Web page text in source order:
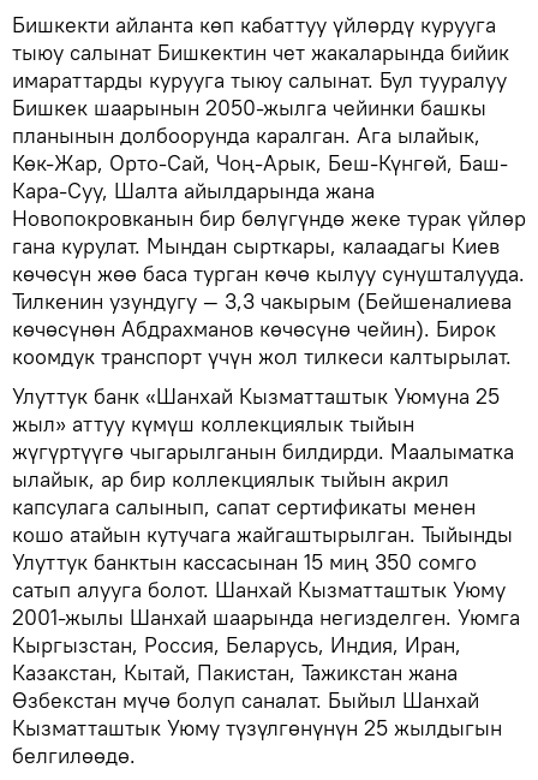
Бишкекти айланта көп кабаттуу үйлөрдү курууга
тыюу салынат Бишкектин чет жакаларында бийик
имараттарды курууга тыюу салынат. Бул тууралуу
Бишкек шаарынын 2050-жылга чейинки башкы
планынын долбоорунда каралган. Ага ылайык,
Көк-Жар, Орто-Сай, Чоң-Арык, Беш-Күнгөй, Баш-
Кара-Суу, Шалта айылдарында жана
Новопокровканын бир бөлүгүндө жеке турак үйлөр
гана курулат. Мындан сырткары, калаадагы Киев
көчөсүн жөө баса турган көчө кылуу сунушталууда.
Тилкенин узундугу — 3,3 чакырым (Бейшеналиева
көчөсүнөн Абдрахманов көчөсүнө чейин). Бирок
коомдук транспорт үчүн жол тилкеси калтырылат.
Улуттук банк «Шанхай Кызматташтык Уюмуна 25
жыл» аттуу күмүш коллекциялык тыйын
жүгүртүүгө чыгарылганын билдирди. Маалыматка
ылайык, ар бир коллекциялык тыйын акрил
капсулага салынып, сапат сертификаты менен
кошо атайын кутучага жайгаштырылган. Тыйынды
Улуттук банктын кассасынан 15 миң 350 сомго
сатып алууга болот. Шанхай Кызматташтык Уюму
2001-жылы Шанхай шаарында негизделген. Уюмга
Кыргызстан, Россия, Беларусь, Индия, Иран,
Казакстан, Кытай, Пакистан, Тажикстан жана
Өзбекстан мүчө болуп саналат. Быйыл Шанхай
Кызматташтык Уюму түзүлгөнүнүн 25 жылдыгын
белгилөөдө.